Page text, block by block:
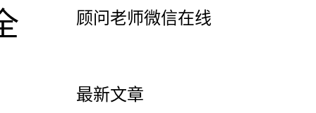
顾问老师微信在线
最新文章